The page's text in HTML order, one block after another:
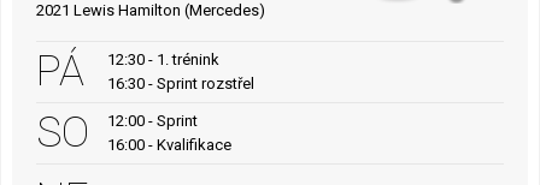
2021 Lewis Hamilton (Mercedes)
PÁ
12:30 - 1. trénink
16:30 - Sprint rozstřel
SO
12:00 - Sprint
16:00 - Kvalifikace